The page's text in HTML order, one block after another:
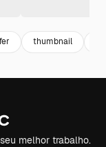
thumbnail
melhor trabalho.